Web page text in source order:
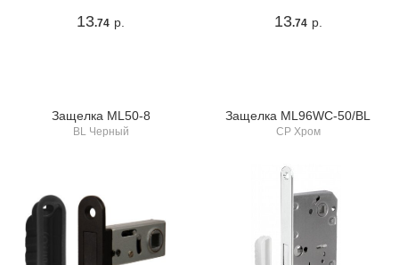
13.74 р. 13.74 р.
Защелка ML50-8
BL Черный
Защелка ML96WC-50/BL
CP Хром